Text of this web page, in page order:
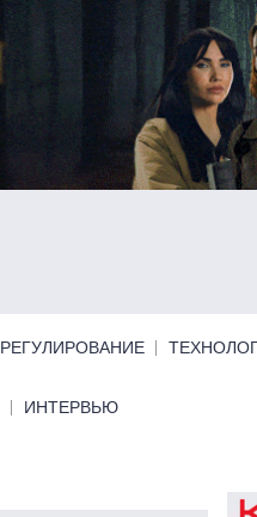
РЕГУЛИРОВАНИЕ
ИНТЕРВЬЮ